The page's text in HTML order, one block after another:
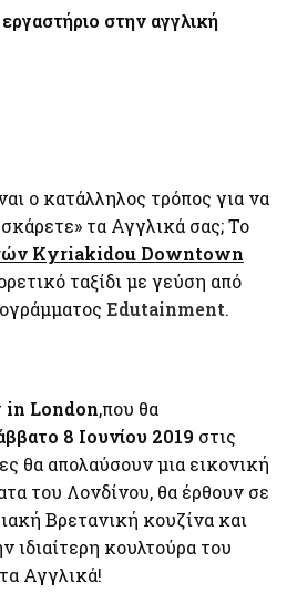
στην αγγλική
ο κατάλληλος τρόπος για να
τα Αγγλικά σας; Το
Kyriakidou Downtown
ταξίδι με γεύση από
Edutainment.
in London,που θα
8 Ιουνίου 2019 στις
θα απολαύσουν μια εικονική
του Λονδίνου, θα έρθουν σε
Βρετανική κουζίνα και
ιδιαίτερη κουλτούρα του
Αγγλικά!